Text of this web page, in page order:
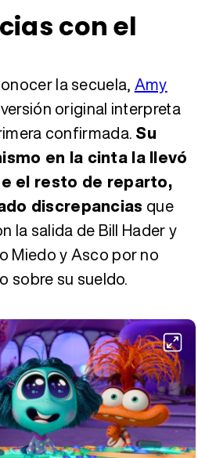
con el
la secuela, Amy
original interpreta
confirmada. Su
en la cinta la llevó
el resto de reparto,
discrepancias que
la salida de Bill Hader y
Miedo y Asco por no
sobre su sueldo.